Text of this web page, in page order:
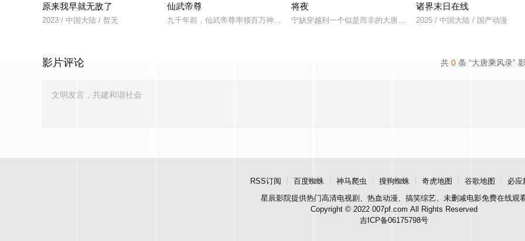
原来我早就无敌了
2023 / 中国大陆 / 暂无
仙武帝尊
九千年前，仙武帝尊率领百万神将打入太古洪荒，却无一人归来，只有一缕真火遗留世间。九千年后，门派
将夜
宁缺穿越到一个似是而非的大唐世界，却发现此处为处处惊险的修行
诸界末日在线
2025 / 中国大陆 / 国产动漫
共 0 条 “大唐乘风录”
影片评论
RSS订阅 百度蜘蛛 神马爬虫 搜狗蜘蛛 奇虎地图 谷歌地图
必应
星辰影院提供热门高清电视剧、热血动漫、搞笑综艺、未删减电影免费在线观
Copyright © 2022 007pf.com All Rights Reserved
吉ICP备06175798号